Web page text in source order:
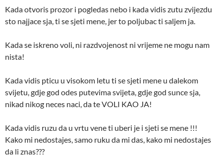
Kada otvoris prozor i pogledas nebo i kada vidis zutu zvijezdu
sto najjace sja, ti se sjeti mene, jer to poljubac ti saljem ja.
Kada se iskreno voli, ni razdvojenost ni vrijeme ne mogu nam
nista!
Kada vidis pticu u visokom letu ti se sjeti mene u dalekom
svijetu, gdje god odes putevima svijeta, gdje god sunce sja,
nikad nikog neces naci, da te VOLI KAO JA!
Kada vidis ruzu da u vrtu vene ti uberi je i sjeti se mene !!!
Kako mi nedostajes, samo ruku da mi das, kako mi nedostajes
da li znas???